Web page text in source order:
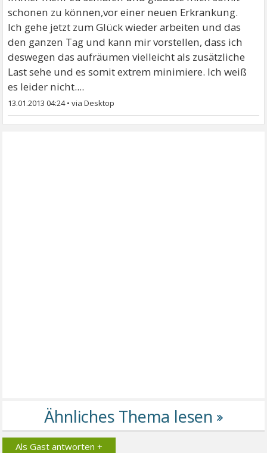
schonen zu können,vor einer neuen Erkrankung.
Ich gehe jetzt zum Glück wieder arbeiten und das
den ganzen Tag und kann mir vorstellen, dass ich
deswegen das aufräumen vielleicht als zusätzliche
Last sehe und es somit extrem minimiere. Ich weiß
es leider nicht....
13.01.2013 04:24•
Als Gast antworten +